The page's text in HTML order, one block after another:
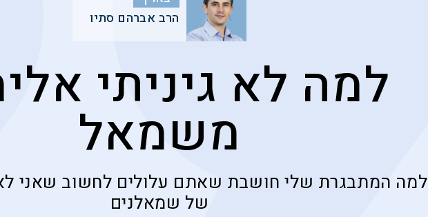
הרב אברהם סתיו
למה לא גיניתי
משמאל
למה המתבגרת שלי חושבת שאתם עלולים לחשוב שאני
של שמאלנים